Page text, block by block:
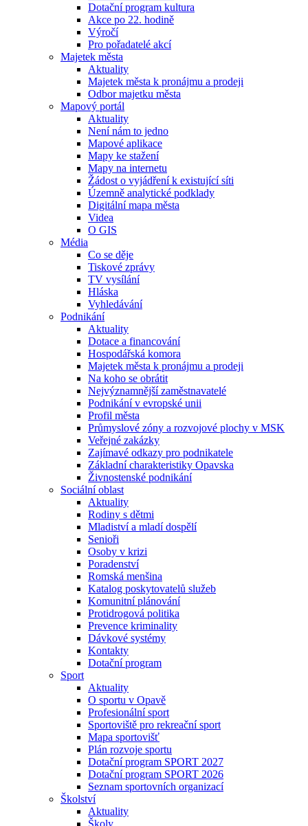
Dotační program kultura
Akce po 22. hodině
Výročí
Pro pořadatelé akcí
Majetek města
Aktuality
Majetek města k pronájmu a prodeji
Odbor majetku města
Mapový portál
Aktuality
Není nám to jedno
Mapové aplikace
Mapy ke stažení
Mapy na internetu
Žádost o vyjádření k existující síti
Územně analytické podklady
Digitální mapa města
Videa
O GIS
Média
Co se děje
Tiskové zprávy
TV vysílání
Hláska
Vyhledávání
Podnikání
Aktuality
Dotace a financování
Hospodářská komora
Majetek města k pronájmu a prodeji
Na koho se obrátit
Nejvýznamnější zaměstnavatelé
Podnikání v evropské unii
Profil města
Průmyslové zóny a rozvojové plochy v MSK
Veřejné zakázky
Zajímavé odkazy pro podnikatele
Základní charakteristiky Opavska
Živnostenské podnikání
Sociální oblast
Aktuality
Rodiny s dětmi
Mladiství a mladí dospělí
Senioři
Osoby v krizi
Poradenství
Romská menšina
Katalog poskytovatelů služeb
Komunitní plánování
Protidrogová politika
Prevence kriminality
Dávkové systémy
Kontakty
Dotační program
Sport
Aktuality
O sportu v Opavě
Profesionální sport
Sportoviště pro rekreační sport
Mapa sportovišť
Plán rozvoje sportu
Dotační program SPORT 2027
Dotační program SPORT 2026
Seznam sportovních organizací
Školství
Aktuality